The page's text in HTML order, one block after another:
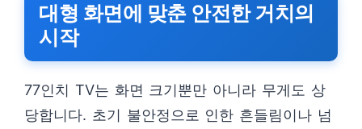
대형 화면에 맞춘 안전한 거치의
시작
77인치 TV는 화면 크기뿐만 아니라 무게도 상
당합니다. 초기 불안정으로 인한 흔들림이나 넘